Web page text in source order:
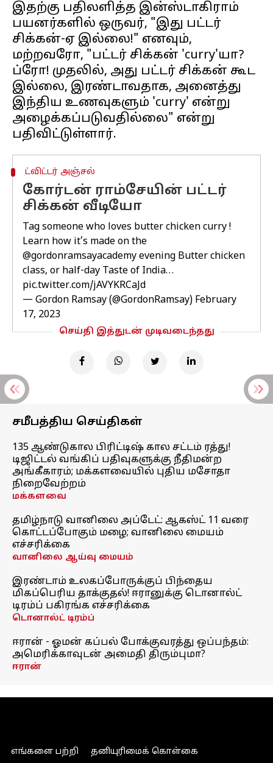
இதற்கு பதிலளித்த இன்ஸ்டாகிராம்
பயனர்களில் ஒருவர், "இது பட்டர்
சிக்கன்-ஏ இல்லை!" எனவும்,
மற்றவரோ, "பட்டர் சிக்கன் 'curry'யா?
ப்ரோ! முதலில், அது பட்டர் சிக்கன் கூட
இல்லை, இரண்டாவதாக, அனைத்து
இந்திய உணவுகளும் 'curry' என்று
அழைக்கப்படுவதில்லை" என்று
ட்விட்டர் அஞ்சல்
கோர்டன் ராம்சேயின் பட்டர்
சிக்கன் வீடியோ
Tag someone who loves butter chicken curry !
Learn how it’s made on the
@gordonramsayacademy evening Butter chicken
class, or half-day Taste of India…
pic.twitter.com/jAVYKRCaJd
— Gordon Ramsay (@GordonRamsay) February
17, 2023
செய்தி இத்துடன் முடிவடைந்தது
சமீபத்திய செய்திகள்
135 ஆண்டுகால பிரிட்டிஷ் கால சட்டம் ரத்து!
டிஜிட்டல் வங்கிப் பதிவுகளுக்கு நீதிமன்ற
அங்கீகாரம்; மக்களவையில் புதிய மசோதா
நிறைவேற்றம்
மக்களவை
தமிழ்நாடு வானிலை அப்டேட்: ஆகஸ்ட் 11 வரை
கொட்டப்போகும் மழை; வானிலை மையம்
எச்சரிக்கை
வானிலை ஆய்வு மையம்
இரண்டாம் உலகப்போருக்குப் பிந்தைய
மிகப்பெரிய தாக்குதல்! ஈரானுக்கு டொனால்ட்
டிரம்ப் பகிரங்க எச்சரிக்கை
டொனால்ட் டிரம்ப்
ஈரான் - ஓமன் கப்பல் போக்குவரத்து ஒப்பந்தம்:
அமெரிக்காவுடன் அமைதி திரும்புமா?
ஈரான்
எங்களை பற்றி தனியுரிமைக் கொள்கை